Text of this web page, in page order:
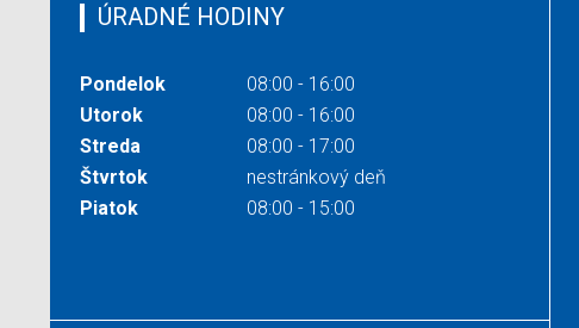
ÚRADNÉ HODINY
Pondelok
08:00 - 16:00
Utorok
08:00 - 16:00
Streda
08:00 - 17:00
Štvrtok
nestránkový deň
Piatok
08:00 - 15:00